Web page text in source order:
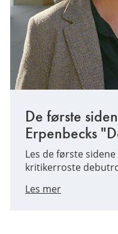
De første
Erpenbecks
Les de første sidene
kritikerroste
Les mer